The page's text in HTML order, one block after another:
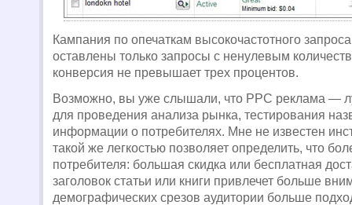
Кампания по опечаткам высокочастотного
оставлены только запросы с ненулевым
конверсия не превышает трех процентов.
Возможно, вы уже слышали, что PPC реклама —
для проведения анализа рынка, тестирования
информации о потребителях. Мне не известен
такой же легкостью позволяет определить, что
потребителя: большая скидка или бесплатная
заголовок статьи или книги привлечет больше
демографических срезов аудитории больше